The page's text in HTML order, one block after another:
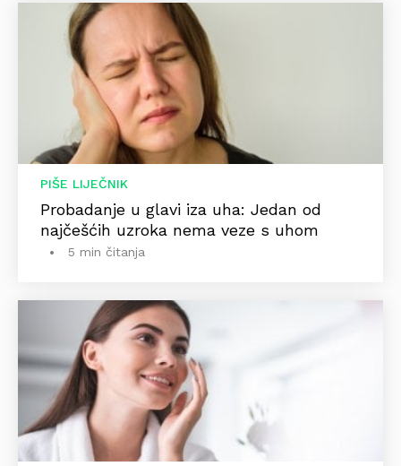
PIŠE LIJEČNIK
Probadanje u glavi iza uha: Jedan od
najčešćih uzroka nema veze s uhom
5 min čitanja